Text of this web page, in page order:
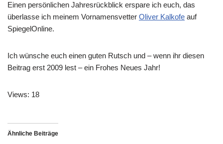
Einen persönlichen Jahresrückblick erspare ich euch, das
überlasse ich meinem Vornamensvetter Oliver Kalkofe auf
SpiegelOnline.
Ich wünsche euch einen guten Rutsch und – wenn ihr diesen
Beitrag erst 2009 lest – ein Frohes Neues Jahr!
Views: 18
Ähnliche Beiträge